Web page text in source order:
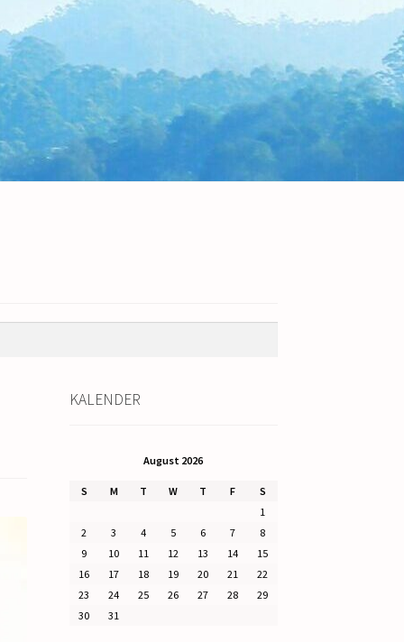
KALENDER
August 2026
S M T W T F
S
1
2
3 4 5 6 7
8
9
10 11 12 13 14
15
16
17 18 19 20 21
22
23
24 25 26 27 28
29
30
31